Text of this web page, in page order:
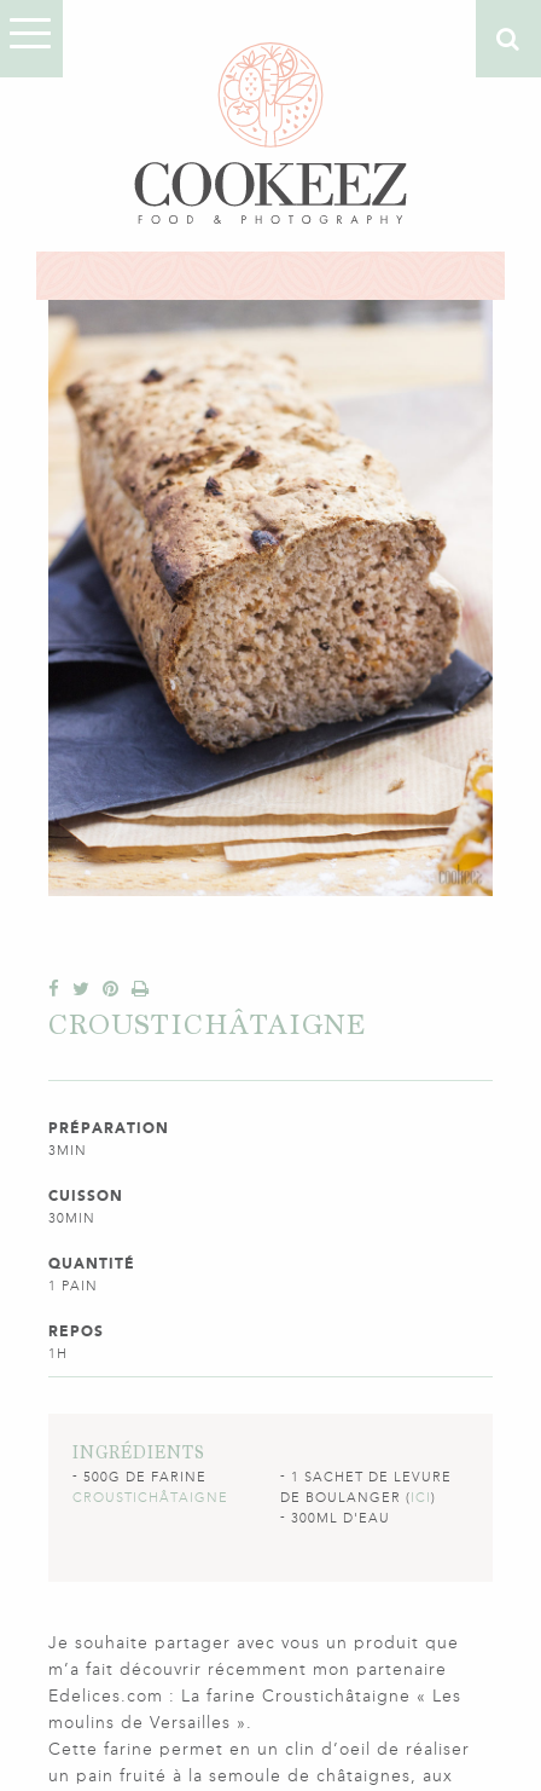
CROUSTICHÂTAIGNE
PRÉPARATION
3MIN
CUISSON
30MIN
QUANTITÉ
1 PAIN
REPOS
1H
INGRÉDIENTS
500G DE FARINE
CROUSTICHÂTAIGNE
1 SACHET DE LEVURE
DE BOULANGER ( ICI )
300ML D'EAU
Je souhaite partager avec vous un produit que
m’a fait découvrir récemment mon partenaire
Edelices.com : La farine Croustichâtaigne « Les
moulins de Versailles ».
Cette farine permet en un clin d’oeil de réaliser
un pain fruité à la semoule de châtaignes, aux